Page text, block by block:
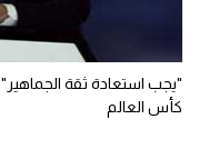
"يجب استعادة ثقة
كأس العالم